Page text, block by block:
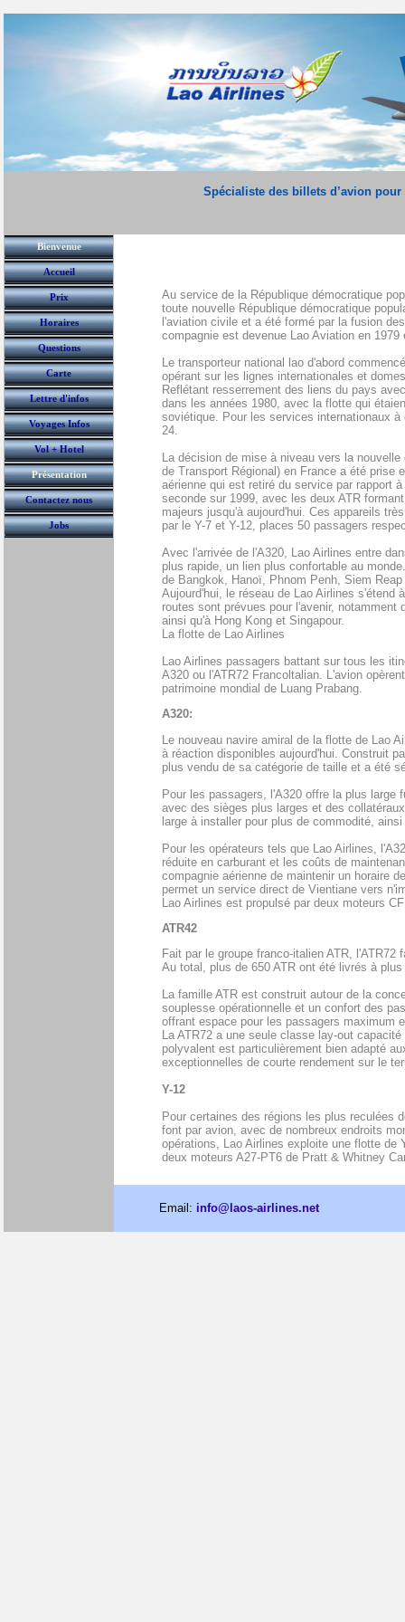
Spécialiste des billets d’avion pour
Bienvenue
Accueil
Prix
Horaires
Questions
Carte
Lettre d'infos
Voyages Infos
Vol + Hotel
Présentation
Contactez nous
Jobs
Au service de la République démocratique
toute nouvelle République démocratique
l'aviation civile et a été formé par la fusion
compagnie est devenue Lao Aviation en
Le transporteur national lao d'abord
opérant sur les lignes internationales et
Reflétant resserrement des liens du pays
dans les années 1980, avec la flotte qui
soviétique. Pour les services internationaux
24.
La décision de mise à niveau vers la
de Transport Régional) en France a été prise
aérienne qui est retiré du service par rapport
seconde sur 1999, avec les deux ATR
majeurs jusqu'à aujourd'hui. Ces appareils
par le Y-7 et Y-12, places 50 passagers
Avec l'arrivée de l'A320, Lao Airlines entre
plus rapide, un lien plus confortable au
de Bangkok, Hanoï, Phnom Penh, Siem
Aujourd'hui, le réseau de Lao Airlines s'étend
routes sont prévues pour l'avenir,
ainsi qu'à Hong Kong et Singapour.
La flotte de Lao Airlines
Lao Airlines passagers battant sur tous les
A320 ou l'ATR72 Francoltalian. L'avion
patrimoine mondial de Luang Prabang.
A320:
Le nouveau navire amiral de la flotte de Lao
à réaction disponibles aujourd'hui. Construit
plus vendu de sa catégorie de taille et a été
Pour les passagers, l'A320 offre la plus large
avec des sièges plus larges et des
large à installer pour plus de commodité,
Pour les opérateurs tels que Lao Airlines,
réduite en carburant et les coûts de
compagnie aérienne de maintenir un horaire
permet un service direct de Vientiane vers
Lao Airlines est propulsé par deux moteurs
ATR42
Fait par le groupe franco-italien ATR,
Au total, plus de 650 ATR ont été livrés à
La famille ATR est construit autour de la
souplesse opérationnelle et un confort des
offrant espace pour les passagers maximum
La ATR72 a une seule classe lay-out
polyvalent est particulièrement bien adapté
exceptionnelles de courte rendement sur le
Y-12
Pour certaines des régions les plus reculées
font par avion, avec de nombreux endroits
opérations, Lao Airlines exploite une flotte de
deux moteurs A27-PT6 de Pratt & Whitney
Email: info@laos-airlines.net